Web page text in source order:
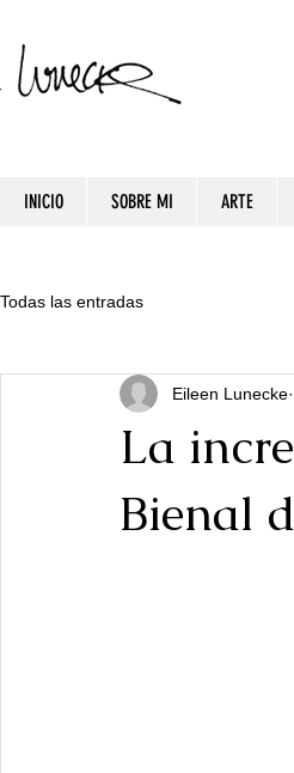
INICIO SOBRE MI ARTE
Todas las entradas
La
Bienal
Eileen Lunecke